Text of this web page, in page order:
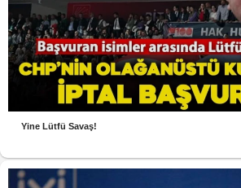
Yine Lütfü Savaş!